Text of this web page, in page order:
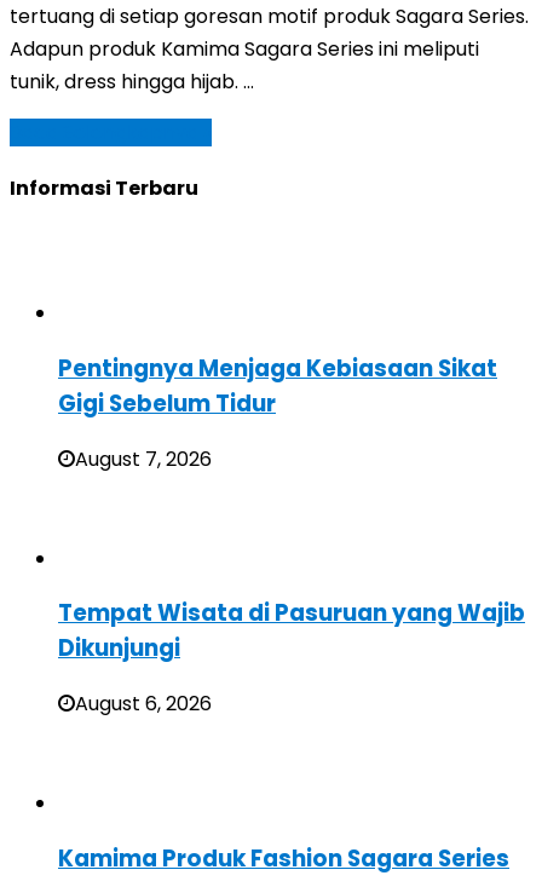
tertuang di setiap goresan motif produk Sagara Series.
Adapun produk Kamima Sagara Series ini meliputi
tunik, dress hingga hijab. …
Informasi Terbaru
Pentingnya Menjaga Kebiasaan Sikat
Gigi Sebelum Tidur
August 7, 2026
Tempat Wisata di Pasuruan yang Wajib
Dikunjungi
August 6, 2026
Kamima Produk Fashion Sagara Series